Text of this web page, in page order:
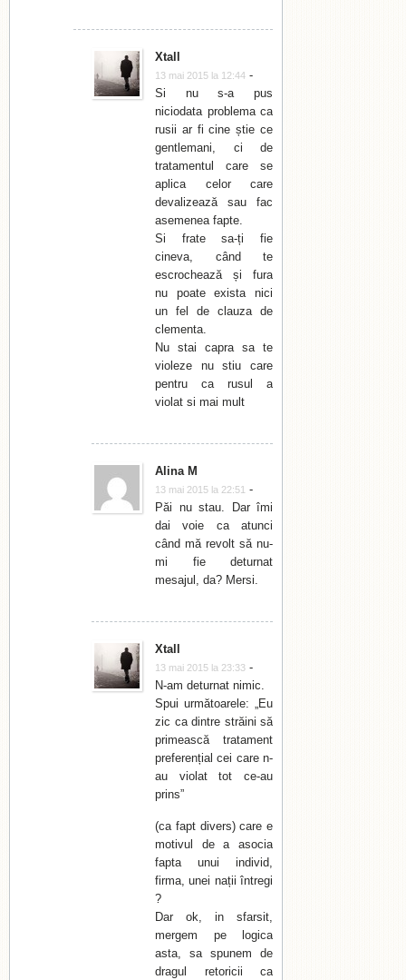
Xtall
13 mai 2015 la 12:44 -
Si nu s-a pus
niciodata problema ca
rusii ar fi cine știe ce
gentlemani, ci de
tratamentul care se
aplica celor care
devalizează sau fac
asemenea fapte.
Si frate sa-ți fie
cineva, când te
escrochează și fura
nu poate exista nici
un fel de clauza de
clementa.
Nu stai capra sa te
violeze nu stiu care
pentru ca rusul a
violat si mai mult
Alina M
13 mai 2015 la 22:51 -
Păi nu stau. Dar îmi
dai voie ca atunci
când mă revolt să nu-
mi fie deturnat
mesajul, da? Mersi.
Xtall
13 mai 2015 la 23:33 -
N-am deturnat nimic.
Spui următoarele: „Eu
zic ca dintre străini să
primească tratament
preferențial cei care n-
au violat tot ce-au
prins”
(ca fapt divers) care e
motivul de a asocia
fapta unui individ,
firma, unei nații întregi
?
Dar ok, in sfarsit,
mergem pe logica
asta, sa spunem de
dragul retoricii ca